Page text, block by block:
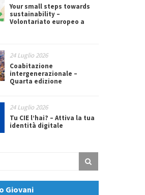
Your small steps towards
sustainability –
Volontariato europeo a
24 Luglio 2026
Coabitazione
intergenerazionale –
Quarta edizione
24 Luglio 2026
Tu CIE l’hai? – Attiva la tua
identità digitale
Giovani